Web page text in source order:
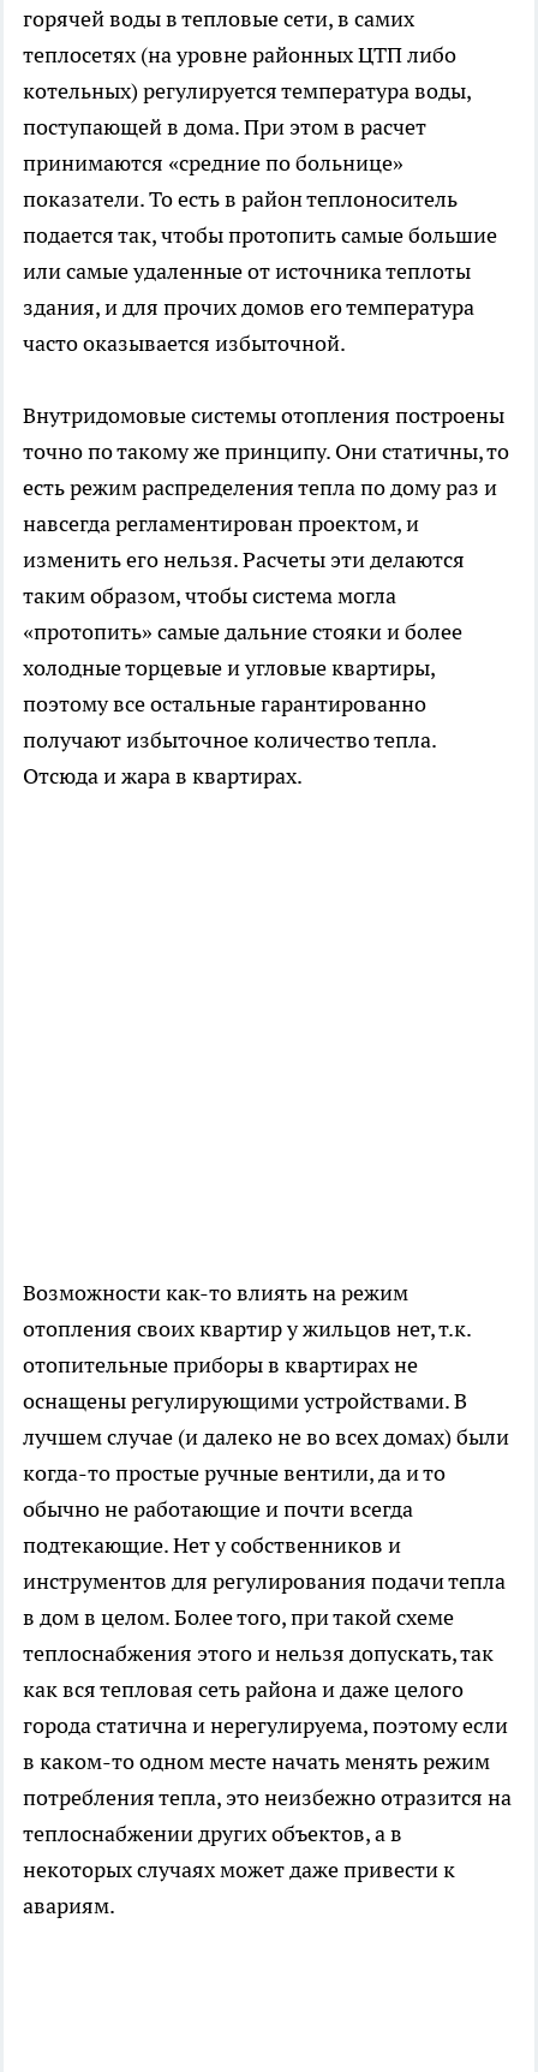
горячей воды в тепловые сети, в самих
теплосетях (на уровне районных ЦТП либо
котельных) регулируется температура воды,
поступающей в дома. При этом в расчет
принимаются «средние по больнице»
показатели. То есть в район теплоноситель
подается так, чтобы протопить самые большие
или самые удаленные от источника теплоты
здания, и для прочих домов его температура
часто оказывается избыточной.
Внутридомовые системы отопления построены
точно по такому же принципу. Они статичны, то
есть режим распределения тепла по дому раз и
навсегда регламентирован проектом, и
изменить его нельзя. Расчеты эти делаются
таким образом, чтобы система могла
«протопить» самые дальние стояки и более
холодные торцевые и угловые квартиры,
поэтому все остальные гарантированно
получают избыточное количество тепла.
Отсюда и жара в квартирах.
Возможности как-то влиять на режим
отопления своих квартир у жильцов нет, т.к.
отопительные приборы в квартирах не
оснащены регулирующими устройствами. В
лучшем случае (и далеко не во всех домах) были
когда-то простые ручные вентили, да и то
обычно не работающие и почти всегда
подтекающие. Нет у собственников и
инструментов для регулирования подачи тепла
в дом в целом. Более того, при такой схеме
теплоснабжения этого и нельзя допускать, так
как вся тепловая сеть района и даже целого
города статична и нерегулируема, поэтому если
в каком-то одном месте начать менять режим
потребления тепла, это неизбежно отразится на
теплоснабжении других объектов, а в
некоторых случаях может даже привести к
авариям.